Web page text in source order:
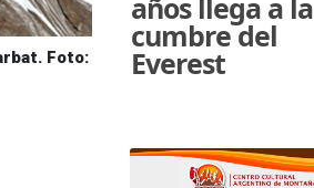
Foto:
cumbre del
Everest